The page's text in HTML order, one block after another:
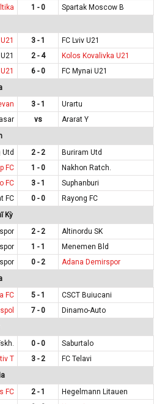
1 - 0
Spartak Moscow B
3 - 1
FC Lviv U21
2 - 4
Kolos Kovalivka U21
6 - 0
FC Mynai U21
3 - 1
Urartu
vs
Ararat Y
Utd 2 - 2
Buriram Utd
FC 1 - 0
Nakhon Ratch.
FC 3 - 1
Suphanburi
FC 0 - 0
Rayong FC
Kỳ
2 - 2
Altinordu SK
1 - 1
Menemen Bld
0 - 2
Adana Demirspor
FC 5 - 1
CSCT Buiucani
7 - 0
Dinamo-Auto
0 - 0
Saburtalo
T 3 - 2
FC Telavi
FC 2 - 1
Hegelmann Litauen